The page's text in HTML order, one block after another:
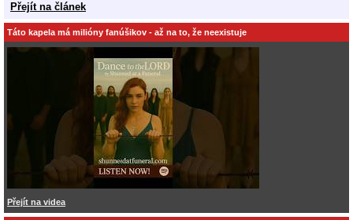
Přejít na článek
Táto kapela má milióny fanúšikov - až na to, že neexistuje
Přejít na videa